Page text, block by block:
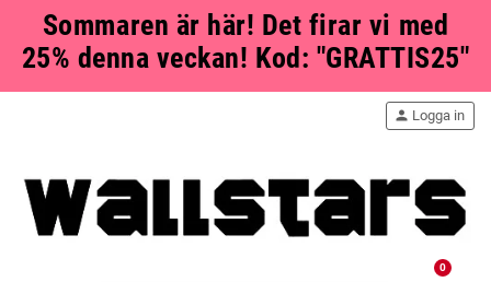
Sommaren är här! Det firar vi med
25% denna veckan! Kod: "GRATTIS25"
person Logga in
0